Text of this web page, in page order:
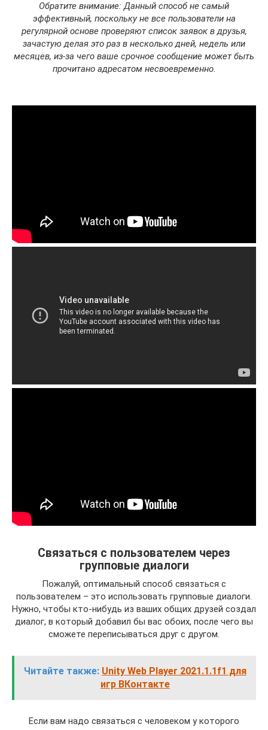
Обратите внимание: Данный способ не самый
эффективный, поскольку не все пользователи на
регулярной основе проверяют список заявок в друзья,
зачастую делая это раз в несколько дней, недель или
месяцев, из-за чего ваше срочное сообщение может быть
прочитано адресатом несвоевременно.
Связаться с пользователем через
групповые диалоги
Пожалуй, оптимальный способ связаться с
пользователем – это использовать групповые диалоги.
Нужно, чтобы кто-нибудь из ваших общих друзей создал
диалог, в который добавил бы вас обоих, после чего вы
сможете переписываться друг с другом.
Читайте также: Unity Web Player 2021.1.1f1 для
игр ВКонтакте
Если вам надо связаться с человеком у которого